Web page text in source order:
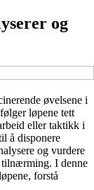
og
øvelsene i
løpene tett
eller taktikk i
å disponere
og vurdere
tilnærming. I denne
forstå